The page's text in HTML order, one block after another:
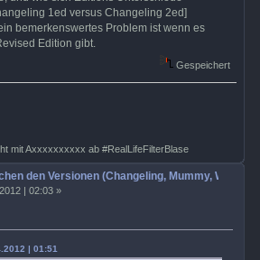
1ed versus Changeling 2ed]
bemerkenswertes Problem ist wenn es
Edition gibt.
Gespeichert
mit Axxxxxxxxxx ab #RealLifeFilterBlase
den Versionen (Changeling, Mummy, Wrath
| 02:03 »
| 01:51